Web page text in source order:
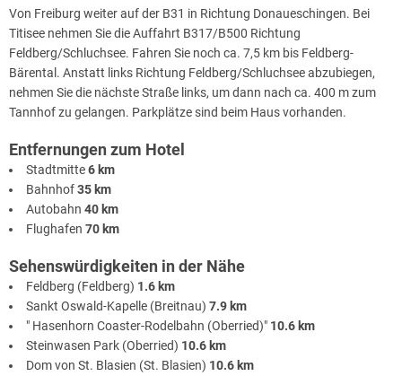
Von Freiburg weiter auf der B31 in Richtung Donaueschingen. Bei
Titisee nehmen Sie die Auffahrt B317/B500 Richtung
Feldberg/Schluchsee. Fahren Sie noch ca. 7,5 km bis Feldberg-
Bärental. Anstatt links Richtung Feldberg/Schluchsee abzubiegen,
nehmen Sie die nächste Straße links, um dann nach ca. 400 m zum
Tannhof zu gelangen. Parkplätze sind beim Haus vorhanden.
Entfernungen zum Hotel
Stadtmitte6 km
Bahnhof35 km
Autobahn 40 km
Flughafen 70 km
Sehenswürdigkeiten in der Nähe
Feldberg (Feldberg) 1.6 km
Sankt Oswald-Kapelle (Breitnau) 7.9 km
" Hasenhorn Coaster-Rodelbahn (Oberried)" 10.6 km
Steinwasen Park (Oberried) 10.6 km
Dom von St. Blasien (St. Blasien) 10.6 km